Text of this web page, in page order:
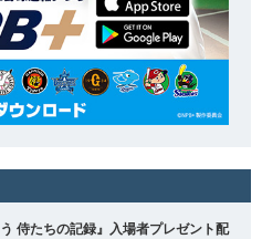
侍たちの記録』入場者プレゼント配